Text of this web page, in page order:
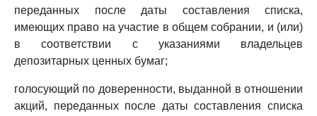
переданных после даты составления списка,
имеющих право на участие в общем собрании, и (или)
в соответствии с указаниями владельцев
депозитарных ценных бумаг;
голосующий по доверенности, выданной в отношении
акций, переданных после даты составления списка